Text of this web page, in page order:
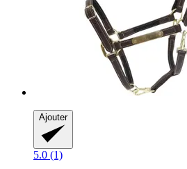
Ajouter
5.0 (1)